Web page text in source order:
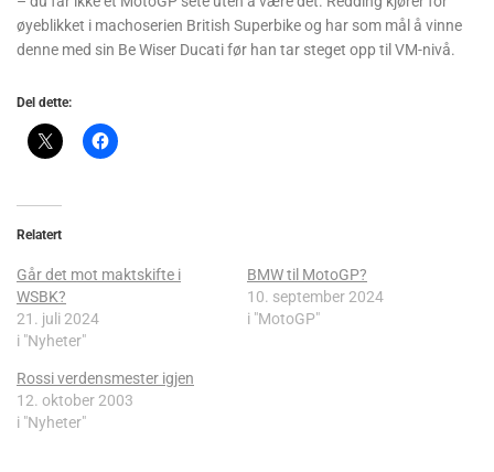
øyeblikket i machoserien British Superbike og har som mål å vinne
denne med sin Be Wiser Ducati før han tar steget opp til VM-nivå.
Del dette:
Relatert
Går det mot maktskifte i
WSBK?
21. juli 2024
i "Nyheter"
BMW til MotoGP?
10. september 2024
i "MotoGP"
Rossi verdensmester igjen
12. oktober 2003
i "Nyheter"